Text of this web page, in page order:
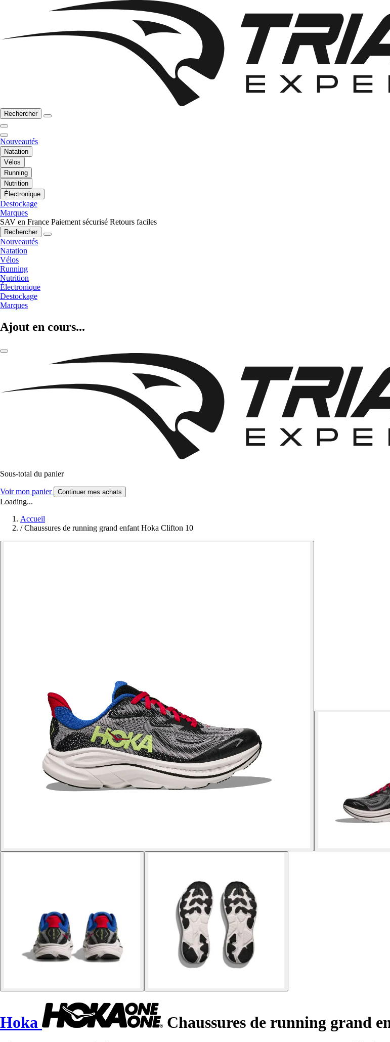
Rechercher
Nouveautés
Natation
Vélos
Running
Nutrition
Électronique
Destockage
Marques
SAV en France Paiement sécurisé Retours faciles
Rechercher
Nouveautés
Natation
Vélos
Running
Nutrition
Électronique
Destockage
Marques
Ajout en cours...
Sous-total du panier
Voir mon panier Continuer mes achats
Loading...
Accueil
/ Chaussures de running grand enfant Hoka Clifton 10
Hoka Chaussures de running grand